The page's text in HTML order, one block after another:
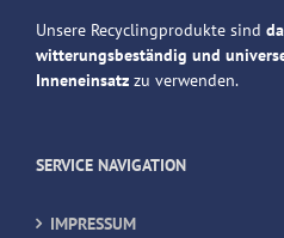
Unsere Recyclingprodukte sind
witterungsbeständig und
Inneneinsatz zu verwenden.
SERVICE NAVIGATION
IMPRESSUM